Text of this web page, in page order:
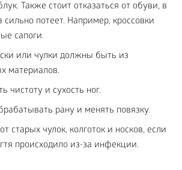
Также стоит отказаться от обуви, в
сильно потеет. Например, кроссовки
сапоги.
или чулки должны быть из
материалов.
чистоту и сухость ног.
рану и менять повязку.
старых чулок, колготок и носков, если
происходило из-за инфекции.